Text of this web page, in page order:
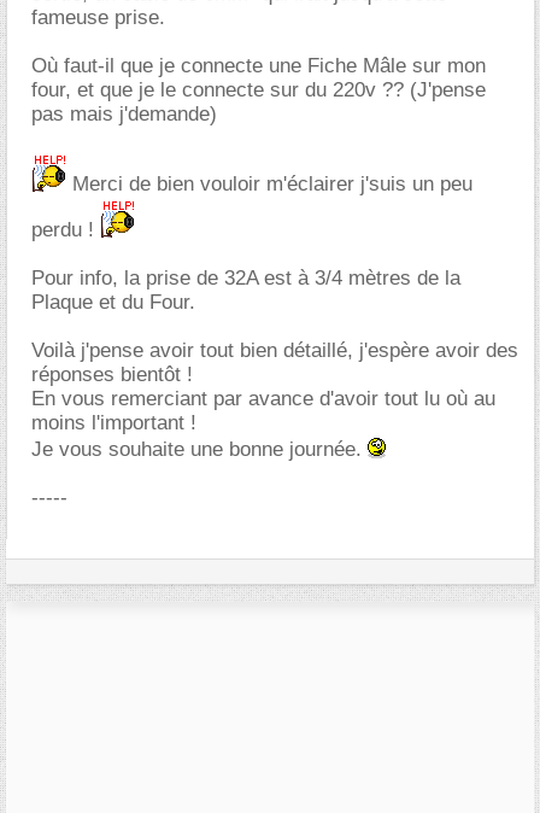
fameuse prise.
Où faut-il que je connecte une Fiche Mâle sur mon
four, et que je le connecte sur du 220v ?? (J'pense
pas mais j'demande)
Merci de bien vouloir m'éclairer j'suis un peu
perdu !
Pour info, la prise de 32A est à 3/4 mètres de la
Plaque et du Four.
Voilà j'pense avoir tout bien détaillé, j'espère avoir des
réponses bientôt !
En vous remerciant par avance d'avoir tout lu où au
moins l'important !
Je vous souhaite une bonne journée.
-----